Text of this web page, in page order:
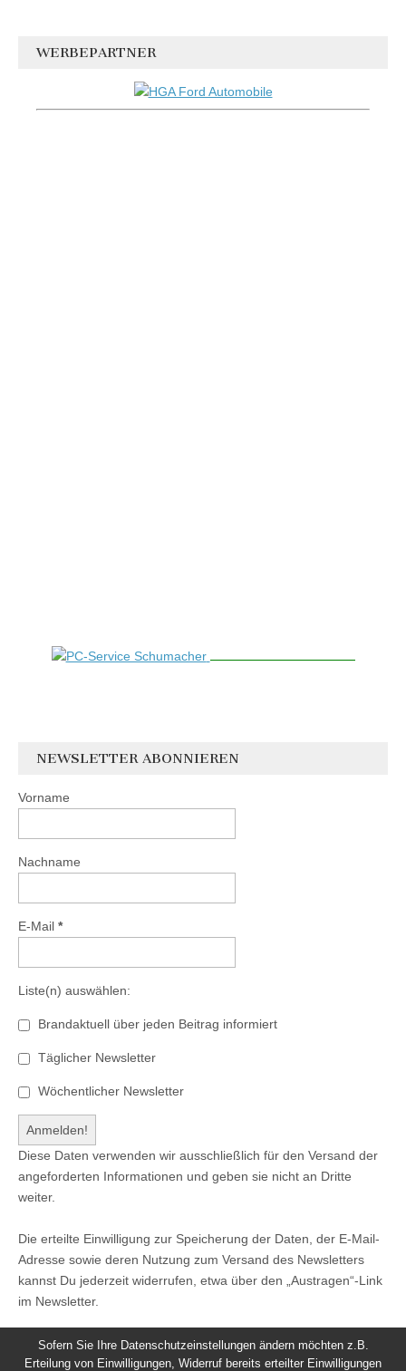
WERBEPARTNER
NEWSLETTER ABONNIEREN
Vorname
Nachname
E-Mail *
Liste(n) auswählen:
Brandaktuell über jeden Beitrag informiert
Täglicher Newsletter
Wöchentlicher Newsletter
Diese Daten verwenden wir ausschließlich für den Versand der
angeforderten Informationen und geben sie nicht an Dritte
weiter.
Die erteilte Einwilligung zur Speicherung der Daten, der E-Mail-
Adresse sowie deren Nutzung zum Versand des Newsletters
kannst Du jederzeit widerrufen, etwa über den „Austragen“-Link
im Newsletter.
Sofern Sie Ihre Datenschutzeinstellungen ändern möchten z.B.
Erteilung von Einwilligungen, Widerruf bereits erteilter Einwilligungen